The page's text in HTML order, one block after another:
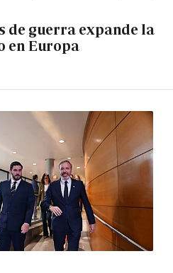
de guerra expande la
en Europa